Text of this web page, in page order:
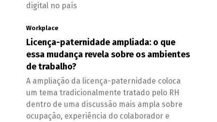
digital no país
Workplace
Licença-paternidade ampliada: o que
essa mudança revela sobre os ambientes
de trabalho?
A ampliação da licença-paternidade coloca
um tema tradicionalmente tratado pelo RH
dentro de uma discussão mais ampla sobre
ocupação, experiência do colaborador e